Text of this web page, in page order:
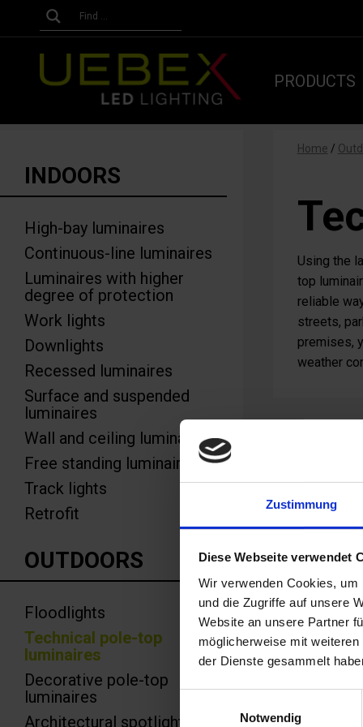
Zustimmung
Diese Webseite verwendet
Wir verwenden Cookies,
und die Zugriffe auf unsere
Website an unsere Partner
möglicherweise mit
der Dienste gesammelt
Notwendig
PRODUCTS
INDOORS
High-bay luminaires
Continuous-line luminaires
Luminaires with higher
degree of protection
Work lights
Downlights
Recessed luminaires
Surface and suspended
luminaires
Wall and ceiling luminaires
Free standing luminaires
Track lights
Retrofit
OUTDOORS
Floodlights
Technical pole-top
luminaires
Decorative pole-top
luminaires
Architectural spotlights
Home /
Using the
top
reliable
streets,
premises,
weather